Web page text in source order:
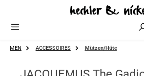
Zum Hauptinhalt springen
MEN ACCESSOIRES Mützen/Hüte